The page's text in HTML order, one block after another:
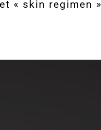
« skin regimen »